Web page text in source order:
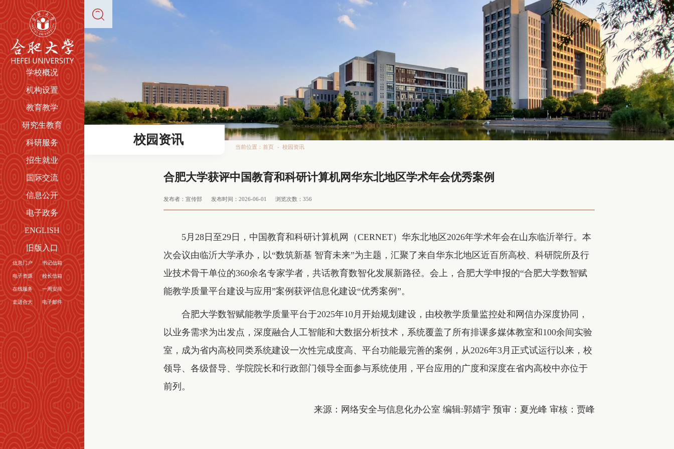
学校概况
机构设置
教育教学
研究生教育
科研服务
招生就业
国际交流
信息公开
电子政务
ENGLISH
旧版入口
信息门户 书记信箱
电子资源 校长信箱
在线服务 一周安排
走进合大 电子邮件
校园资讯
当前位置： 首页 - 校园资讯
合肥大学获评中国教育和科研计算机网华东北地区学术年会优秀案例
发布者：宣传部 发布时间：2026-06-01 浏览次数： 356
5月28日至29日，中国教育和科研计算机网（CERNET）华东北地区2026年学术年会在山东临沂举行。本
次会议由临沂大学承办，以“数筑新基 智育未来”为主题，汇聚了来自华东北地区近百所高校、科研院所及行
业技术骨干单位的360余名专家学者，共话教育数智化发展新路径。会上，合肥大学申报的“合肥大学数智赋
能教学质量平台建设与应用”案例获评信息化建设“优秀案例”。
合肥大学数智赋能教学质量平台于2025年10月开始规划建设，由校教学质量监控处和网信办深度协同，
以业务需求为出发点，深度融合人工智能和大数据分析技术，系统覆盖了所有排课多媒体教室和100余间实验
室，成为省内高校同类系统建设一次性完成度高、平台功能最完善的案例，从2026年3月正式试运行以来，校
领导、各级督导、学院院长和行政部门领导全面参与系统使用，平台应用的广度和深度在省内高校中亦位于
前列。
来源：网络安全与信息化办公室 编辑:郭婧宇 预审：夏光峰 审核：贾峰